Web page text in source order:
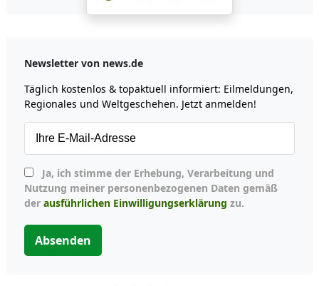
Newsletter von news.de
Täglich kostenlos & topaktuell informiert: Eilmeldungen,
Regionales und Weltgeschehen. Jetzt anmelden!
Nutzung meiner personenbezogenen Daten gemäß
der ausführlichen Einwilligungserklärung zu.
Absenden